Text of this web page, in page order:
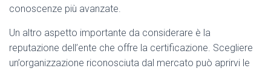
conoscenze più avanzate.
Un altro aspetto importante da considerare è la
reputazione dell’ente che offre la certificazione. Scegliere
un’organizzazione riconosciuta dal mercato può aprirvi le